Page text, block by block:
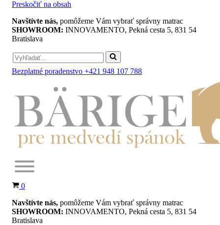
Preskočiť na obsah
Navštívte nás, pomôžeme Vám vybrať správny matrac
SHOWROOM: INNOVAMENTO, Pekná cesta 5, 831 54
Bratislava
Search
for...
Bezplatné poradenstvo +421 948 107 788
Košík
0
Navštívte nás, pomôžeme Vám vybrať správny matrac
SHOWROOM: INNOVAMENTO, Pekná cesta 5, 831 54
Bratislava